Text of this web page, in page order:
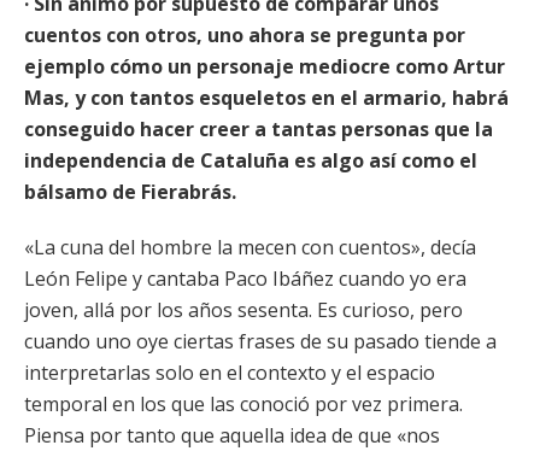
cuentos con otros, uno ahora se pregunta por
ejemplo cómo un personaje mediocre como Artur
Mas, y con tantos esqueletos en el armario, habrá
conseguido hacer creer a tantas personas que la
independencia de Cataluña es algo así como el
bálsamo de Fierabrás.
«La cuna del hombre la mecen con cuentos», decía
León Felipe y cantaba Paco Ibáñez cuando yo era
joven, allá por los años sesenta. Es curioso, pero
cuando uno oye ciertas frases de su pasado tiende a
interpretarlas solo en el contexto y el espacio
temporal en los que las conoció por vez primera.
Piensa por tanto que aquella idea de que «nos